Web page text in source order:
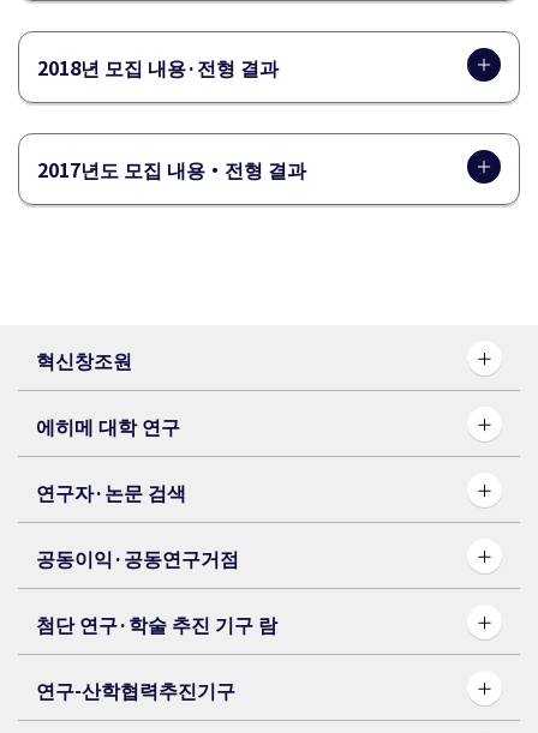
혁신창조원
에히메 대학 연구
연구자·논문 검색
공동이익·공동연구거점
첨단 연구·학술 추진 기구 람
연구-산학협력추진기구
2018년 모집 내용·전형 결과
2017년도 모집 내용・전형 결과